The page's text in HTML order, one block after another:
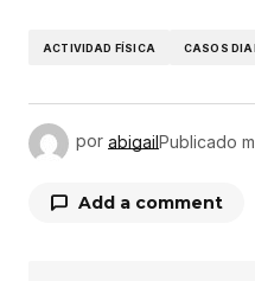
ACTIVIDAD FÍSICA CASOS
por abigailPublicado
Add a comment